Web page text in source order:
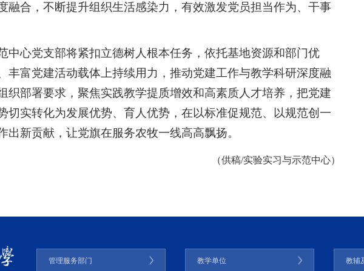
融合，不断提升组织生活感染力，有效激发党员担当作为、干事
中心党支部将紧扣立德树人根本任务，依托基地资源和部门优
丰富党建活动载体上持续用力，推动党建工作与教学科研深度融
织部署要求，聚焦实践教学提质增效和高素质人才培养，把党建
切实转化为发展优势、育人优势，在以标准促规范、以规范创一
出新贡献，让党旗在服务农牧一线高高飘扬。
（供稿/实验实习与示范中心）
管理服务部门 教学单位 教辅